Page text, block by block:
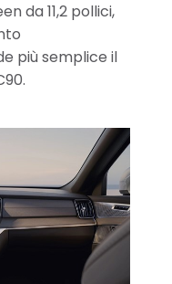
da 11,2 pollici,
più semplice il